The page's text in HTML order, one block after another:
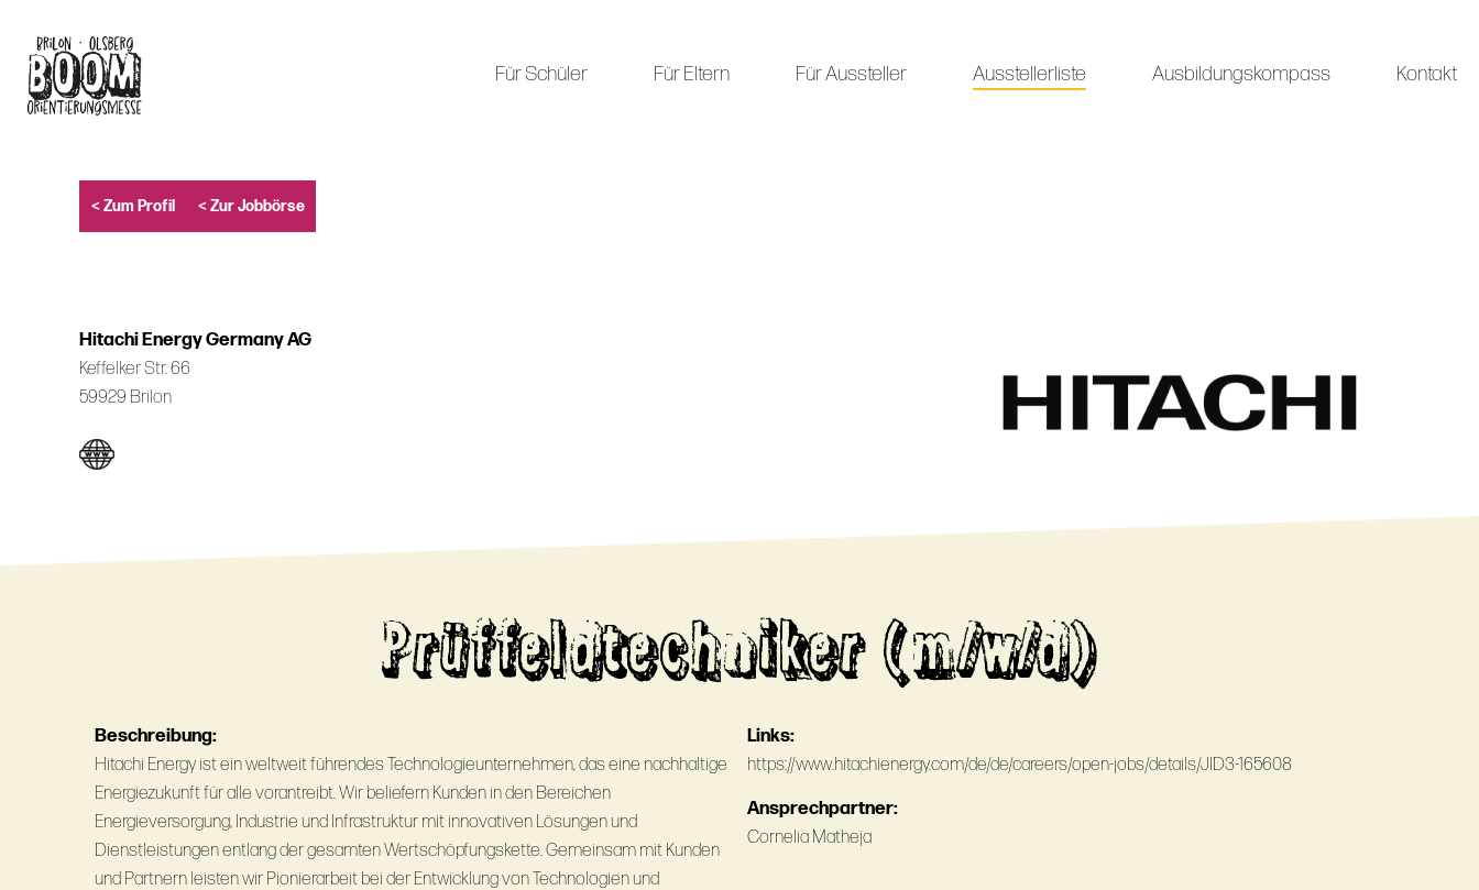
content
Für Schüler Für Eltern Für Aussteller Ausstellerliste Ausbildungskompass Kontakt
< Zum Profil < Zur Jobbörse
Hitachi Energy Germany AG
Keffelker Str. 66
59929 Brilon
Prüffeldtechniker (m/w/d)
Beschreibung:
Hitachi Energy ist ein weltweit führendes Technologieunternehmen, das eine nachhaltige
Energiezukunft für alle vorantreibt. Wir beliefern Kunden in den Bereichen
Energieversorgung, Industrie und Infrastruktur mit innovativen Lösungen und
Dienstleistungen entlang der gesamten Wertschöpfungskette. Gemeinsam mit Kunden
und Partnern leisten wir Pionierarbeit bei der Entwicklung von Technologien und
Links:
https://www.hitachienergy.com/de/de/careers/open-jobs/details/JID3-165608
Ansprechpartner:
Cornelia Matheja